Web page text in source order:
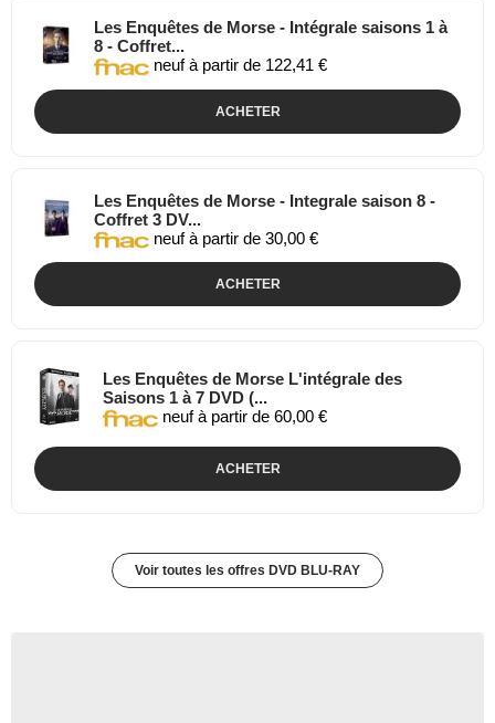
Les Enquêtes de Morse - Intégrale saisons 1 à
8 - Coffret...
neuf à partir de 122,41 €
ACHETER
Les Enquêtes de Morse - Integrale saison 8 -
Coffret 3 DV...
neuf à partir de 30,00 €
ACHETER
Les Enquêtes de Morse L'intégrale des
Saisons 1 à 7 DVD (...
neuf à partir de 60,00 €
ACHETER
Voir toutes les offres DVD BLU-RAY